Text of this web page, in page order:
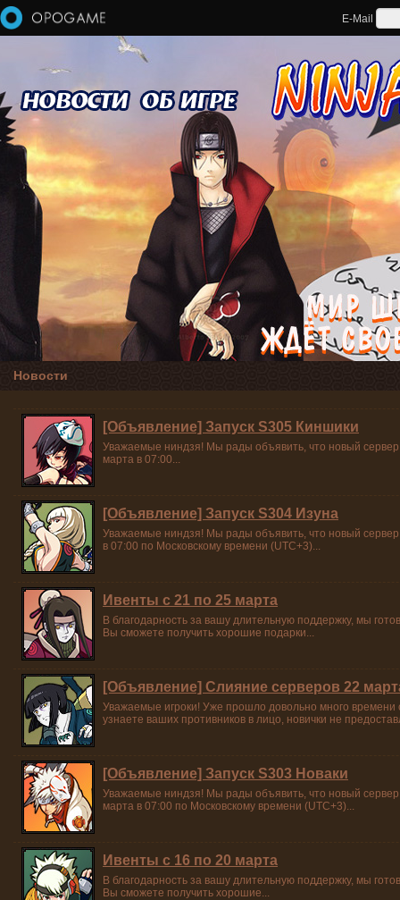
Перейти к основному содержанию
E-Mail
Новости
[Объявление] Запуск S305 Киншики
Уважаемые ниндзя! Мы рады объявить, что новый
марта в 07:00...
[Объявление] Запуск S304 Изуна
Уважаемые ниндзя! Мы рады объявить, что новый
в 07:00 по Московскому времени (UTC+3)...
Ивенты с 21 по 25 марта
В благодарность за вашу длительную поддержку, мы
Вы сможете получить хорошие подарки...
[Объявление] Слияние серверов 22
Уважаемые игроки! Уже прошло довольно много
узнаете ваших противников в лицо, новички не
[Объявление] Запуск S303 Новаки
Уважаемые ниндзя! Мы рады объявить, что новый
марта в 07:00 по Московскому времени (UTC+3)...
Ивенты с 16 по 20 марта
В благодарность за вашу длительную поддержку, мы
Вы сможете получить хорошие...